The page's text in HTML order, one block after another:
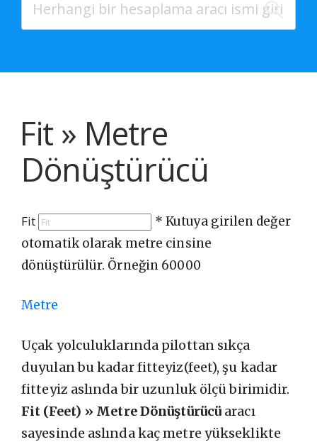
Fit » Metre
Dönüştürücü
Fit
* Kutuya girilen değer
otomatik olarak metre cinsine
dönüştürülür. Örneğin 60000
Metre
Uçak yolculuklarında pilottan sıkça
duyulan bu kadar fitteyiz(feet), şu kadar
fitteyiz aslında bir uzunluk ölçü birimidir.
Fit (Feet) » Metre Dönüştürücü aracı
sayesinde aslında kaç metre yükseklikte
Google+
Hacker News